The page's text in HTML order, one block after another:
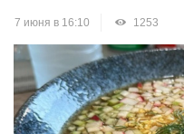
7 июня в 16:10 1253